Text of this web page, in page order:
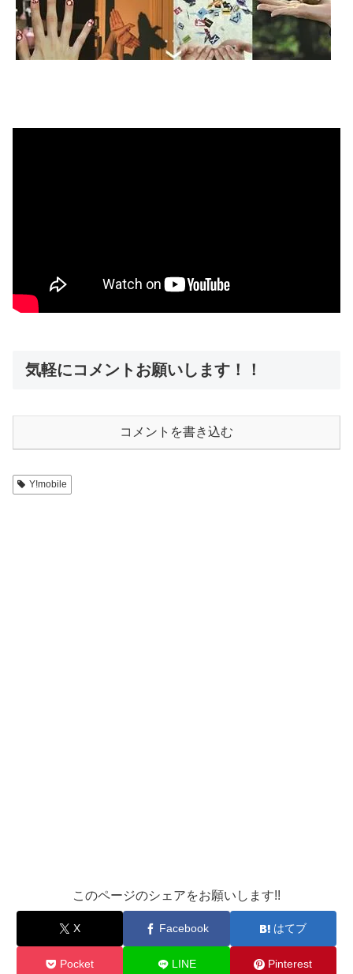
気軽にコメントお願いします！！
コメントを書き込む
Y!mobile
このページのシェアをお願いします!!
X Facebook はてブ
Pocket LINE Pinterest